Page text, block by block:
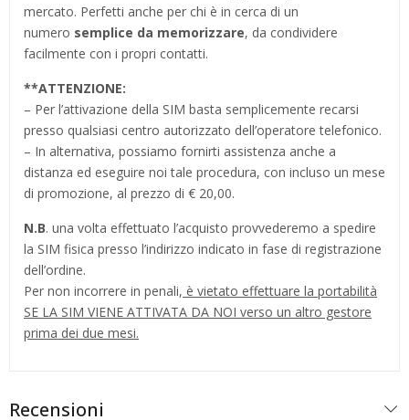
mercato. Perfetti anche per chi è in cerca di un
numero semplice da memorizzare, da condividere
facilmente con i propri contatti.
**ATTENZIONE:
– Per l’attivazione della SIM basta semplicemente recarsi
presso qualsiasi centro autorizzato dell’operatore telefonico.
– In alternativa, possiamo fornirti assistenza anche a
distanza ed eseguire noi tale procedura, con incluso un mese
di promozione, al prezzo di € 20,00.
N.B. una volta effettuato l’acquisto provvederemo a spedire
la SIM fisica presso l’indirizzo indicato in fase di registrazione
dell’ordine.
Per non incorrere in penali, è vietato effettuare la portabilità
SE LA SIM VIENE ATTIVATA DA NOI verso un altro gestore
prima dei due mesi.
Recensioni